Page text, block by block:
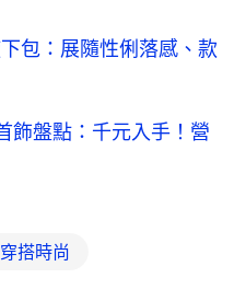
包：展隨性俐落感、款
飾盤點：千元入手！營
穿搭時尚